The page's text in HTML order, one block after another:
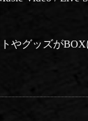
やグッズが